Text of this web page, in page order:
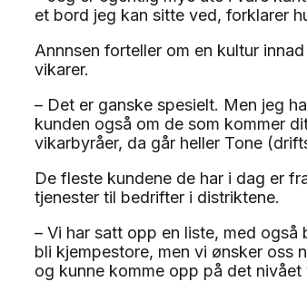
et bord jeg kan sitte ved, forklarer
Annnsen forteller om en kultur
vikarer.
– Det er ganske spesielt. Men jeg
kunden også om de som kommer
vikarbyråer, da går heller Tone
De fleste kundene de har i dag er
tjenester til bedrifter i distriktene.
– Vi har satt opp en liste, med
bli kjempestore, men vi ønsker oss
og kunne komme opp på det